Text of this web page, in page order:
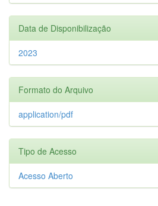
Data de Disponibilização
2023
Formato do Arquivo
application/pdf
Tipo de Acesso
Acesso Aberto